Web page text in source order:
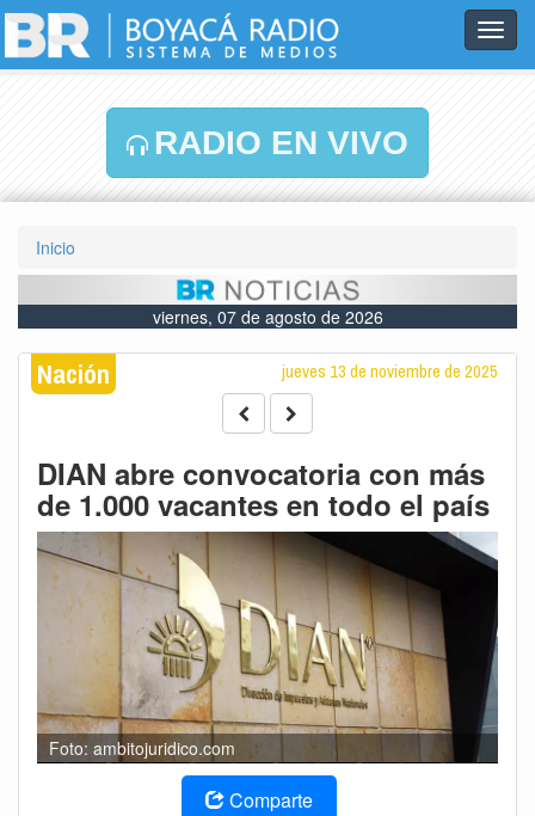
RADIO EN VIVO
Inicio
viernes, 07 de agosto de 2026
Nación jueves 13 de noviembre de 2025
DIAN abre convocatoria con más
de 1.000 vacantes en todo el país
Foto: ambitojuridico.com
Comparte